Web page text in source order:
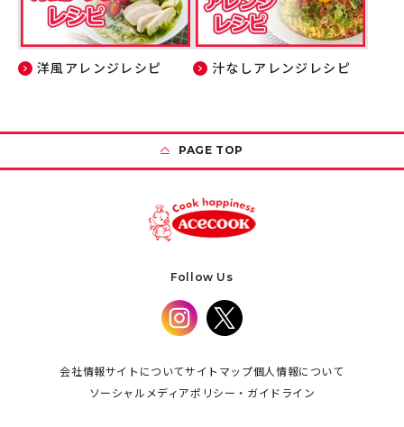
洋風アレンジレシピ 汁なしアレンジレシピ
PAGE TOP
Follow Us
会社情報サイトについてサイトマップ個人情報について
ソーシャルメディアポリシー・ガイドライン